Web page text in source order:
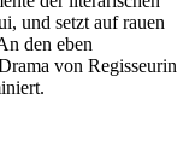
und setzt auf rauen
den eben
von Regisseurin